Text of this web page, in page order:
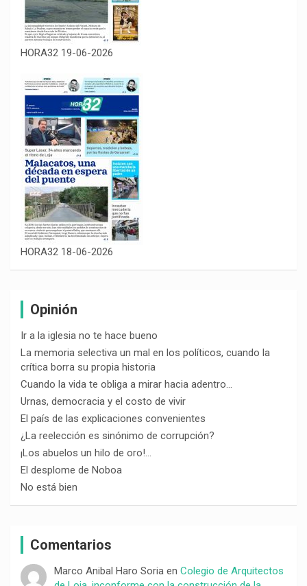
HORA32 19-06-2026
HORA32 18-06-2026
Opinión
Ir a la iglesia no te hace bueno
La memoria selectiva un mal en los políticos, cuando la
crítica borra su propia historia
Cuando la vida te obliga a mirar hacia adentro…
Urnas, democracia y el costo de vivir
El país de las explicaciones convenientes
¿La reelección es sinónimo de corrupción?
¡Los abuelos un hilo de oro!…
El desplome de Noboa
No está bien
Comentarios
Marco Anibal Haro Soria en Colegio de Arquitectos